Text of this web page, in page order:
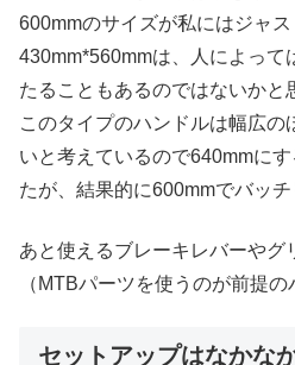
600mmのサイズが私にはジャス
430mm*560mmは、人によって
たることもあるのではないかと
このタイプのハンドルは幅広の
いと考えているので640mmに
たが、結果的に600mmでバッチ
あと使えるブレーキレバーやグ
（MTBパーツを使うのが前提の
セットアップはなかな